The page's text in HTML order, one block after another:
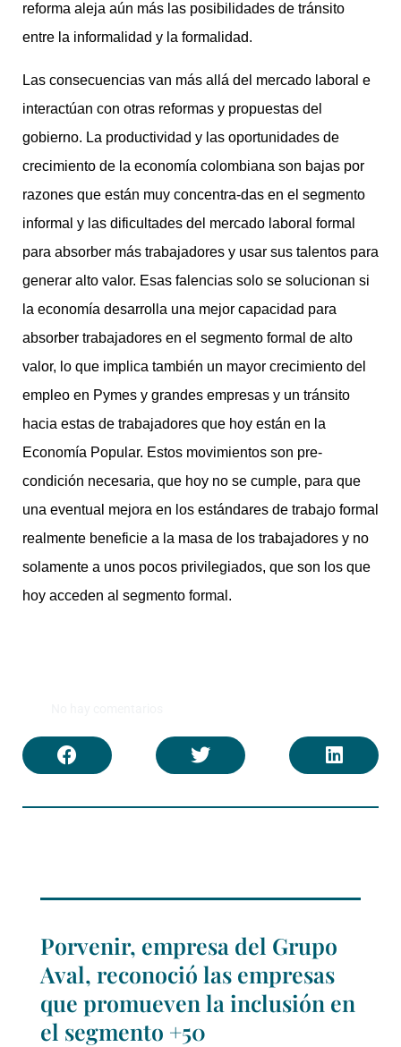
reforma aleja aún más las posibilidades de tránsito
entre la informalidad y la formalidad.
Las consecuencias van más allá del mercado laboral e
interactúan con otras reformas y propuestas del
gobierno. La productividad y las oportunidades de
crecimiento de la economía colombiana son bajas por
razones que están muy concentra-das en el segmento
informal y las dificultades del mercado laboral formal
para absorber más trabajadores y usar sus talentos para
generar alto valor. Esas falencias solo se solucionan si
la economía desarrolla una mejor capacidad para
absorber trabajadores en el segmento formal de alto
valor, lo que implica también un mayor crecimiento del
empleo en Pymes y grandes empresas y un tránsito
hacia estas de trabajadores que hoy están en la
Economía Popular. Estos movimientos son pre-
condición necesaria, que hoy no se cumple, para que
una eventual mejora en los estándares de trabajo formal
realmente beneficie a la masa de los trabajadores y no
solamente a unos pocos privilegiados, que son los que
hoy acceden al segmento formal.
Porvenir, empresa del Grupo
Aval, reconoció las empresas
que promueven la inclusión en
el segmento +50